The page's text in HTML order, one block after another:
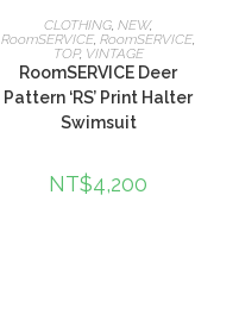
選擇規格
CLOTHING ,NEW,
RoomSERVICE ,RoomSERVICE
TOP, VINTAGE
RoomSERVICE Deer
Pattern ‘RS’ Print Halter
Swimsuit
NT$4,200